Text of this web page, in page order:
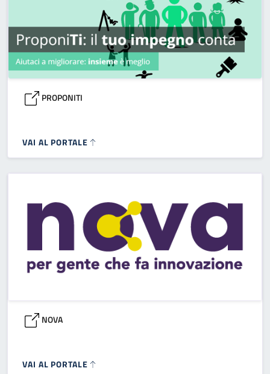
PROPONITI
VAI AL PORTALE
NOVA
VAI AL PORTALE